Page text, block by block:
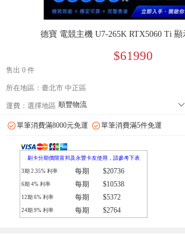
德寶 電競主機 U7-265K RTX5060 Ti 顯
$61990
售出 0 件
所在地區：臺北市 中正區
運費： 選擇地區 順豐物流 󰄘
郵局
單筆消費滿8000元免運 單筆消費滿5件免運
刷卡分期價限富邦及永豐卡友使用，請參考下表
3期 2.35% 利率 每期 $20736
6期 4% 利率 每期 $10538
12期 6% 利率 每期 $5372
24期 9% 利率 每期 $2764